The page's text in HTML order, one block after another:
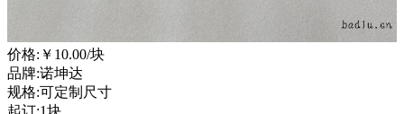
价格: ￥10.00/块
品牌:诺坤达
规格:可定制尺寸
起订:1块